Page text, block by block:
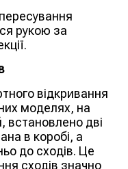
рукою за
відкривання
моделях, на
встановлено дві
в коробі, а
до сходів. Це
сходів значно